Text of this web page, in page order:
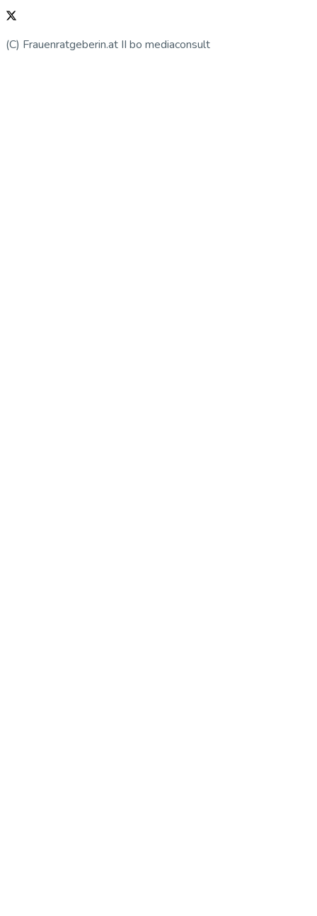
(C) Frauenratgeberin.at II bo mediaconsult